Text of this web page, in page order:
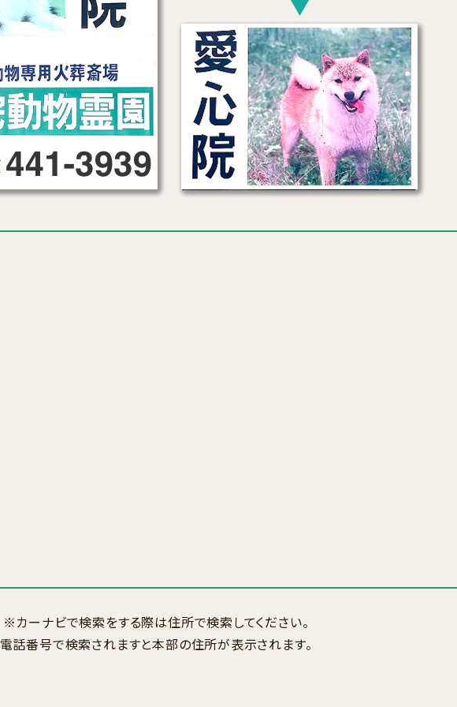
※カーナビで検索をする際は住所で検索してください。
電話番号で検索されますと本部の住所が表示されます。